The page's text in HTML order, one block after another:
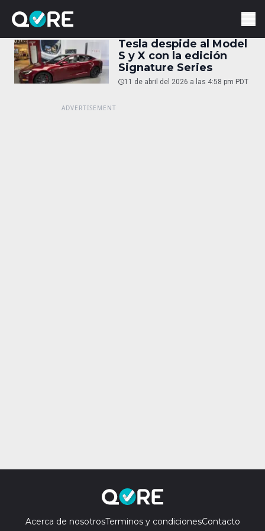
Tesla despide al Model
S y X con la edición
Signature Series
11 de abril del 2026 a las 4:58 pm PDT
Acerca de nosotrosTerminos y condicionesContacto